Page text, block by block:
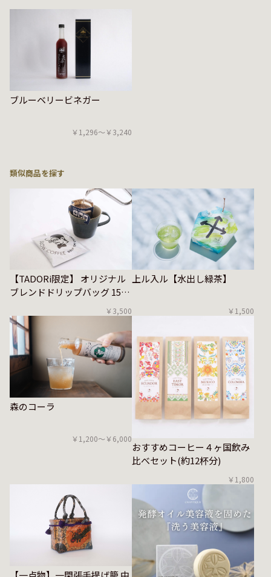
ブルーベリービネガー
￥1,296〜￥3,240
類似商品を探す
【TADORi限定】 オリジナル
ブレンドドリップバッグ 15袋
￥3,500
上ル入ル【水出し緑茶】
￥1,500
森のコーラ
￥1,200〜￥6,000
おすすめコーヒー４ヶ国飲み
比べセット(約12杯分)
￥1,800